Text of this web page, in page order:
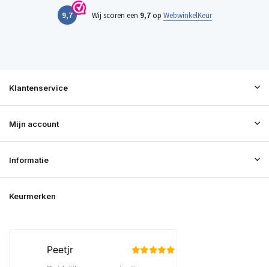
9,7 Wij scoren een 9,7op WebwinkelKeur
Klantenservice
Mijn account
Informatie
Keurmerken